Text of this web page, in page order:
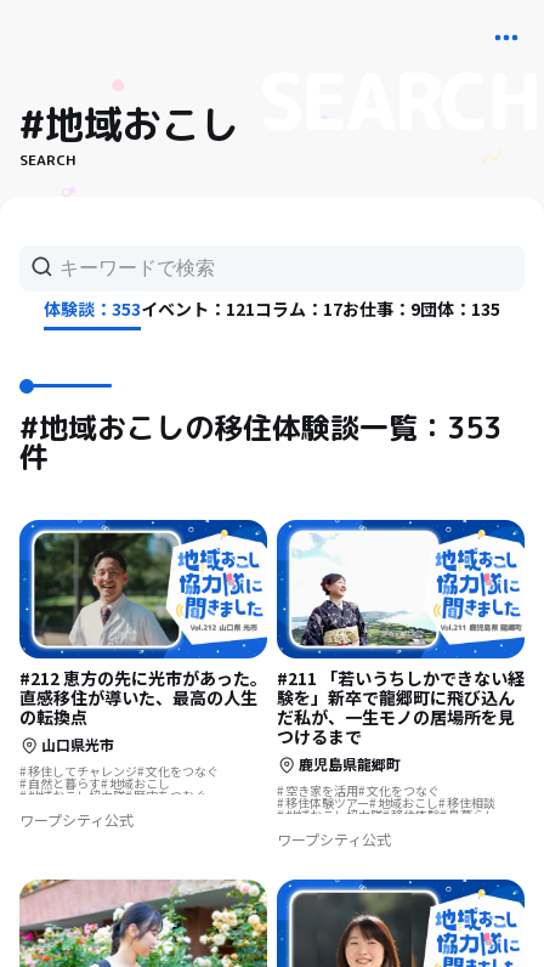
#地域おこし
SEARCH
体験談：353イベント：121コラム：17お仕事：9団体：135
#地域おこしの移住体験談一覧：353
件
#212 恵方の先に光市があった。
直感移住が導いた、最高の人生
の転換点
山口県光市
移住してチャレンジ 文化をつなぐ
自然と暮らす 地域おこし
地域おこし協力隊 歴史をつむぐ
地域おこし協力隊に聞いてみた
ワープシティ公式
#211 「若いうちしかできない経
験を」新卒で龍郷町に飛び込ん
だ私が、一生モノの居場所を見
つけるまで
鹿児島県龍郷町
空き家を活用 文化をつなぐ
移住体験ツアー 地域おこし 移住相談
地域おこし協力隊 移住体験 島暮らし
地域おこし協力隊に聞いてみた
ワープシティ公式